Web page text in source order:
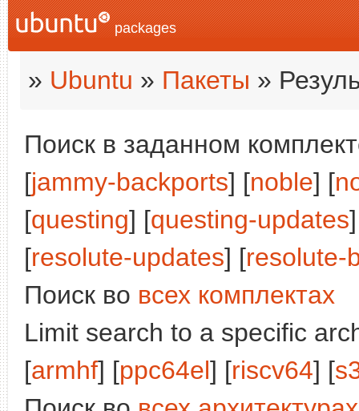
packages
» Ubuntu » Пакеты »
Поиск в заданном
[jammy-backports] [noble] [
[questing] [questing-updates
[resolute-updates] [resolute-
Поиск во всех комплектах
Limit search to a specific
[armhf] [ppc64el] [riscv64] [